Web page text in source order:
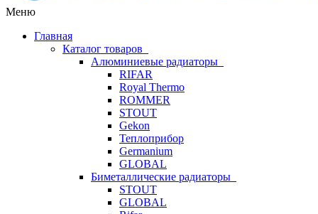
Меню
Главная
Каталог товаров
Алюминиевые радиаторы
RIFAR
Royal Thermo
ROMMER
STOUT
Gekon
Теплоприбор
Germanium
GLOBAL
Биметаллические радиаторы
STOUT
GLOBAL